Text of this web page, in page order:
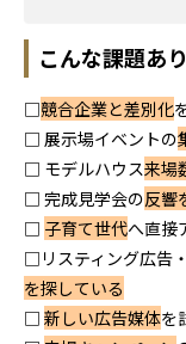
こんな課題あ
□競合企業と差別化
□ 展示場イベントの
□ モデルハウス来場
□ 完成見学会の反響
□ 子育て世代へ直接
□リスティング広告
を探している
□新しい広告媒体を